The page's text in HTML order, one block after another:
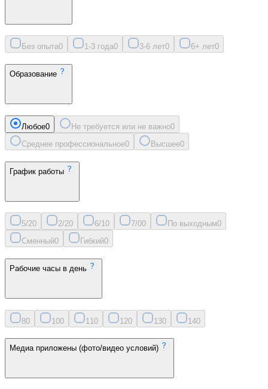
Без опыта0 1-3 года0 3-6 лет0 6+ лет0
Образование
Любое0 Не требуется или не важно0
Среднее профессиональное0 Высшее0
График работы
5/20 2/20 6/10 7/00 По выходным0
Сменный0 Гибкий0
Рабочие часы в день
80 100 11 0 120 130 140
Медиа приложены (фото/видео условий)